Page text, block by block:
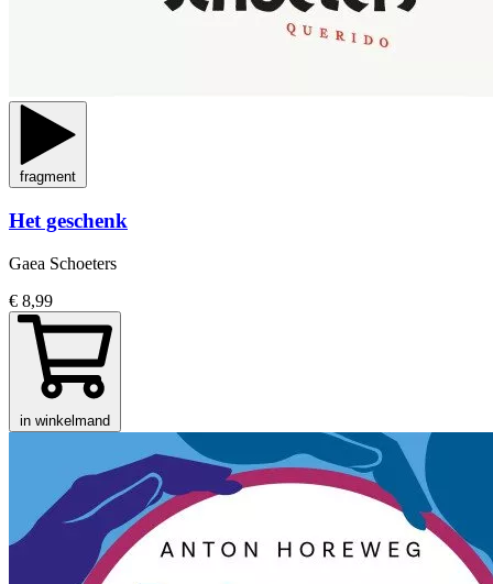
fragment
Het geschenk
Gaea Schoeters
€ 8,99
in winkelmand